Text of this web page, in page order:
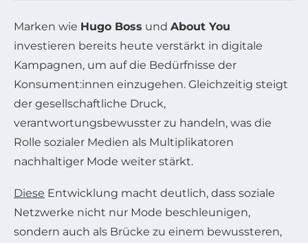
Marken wie Hugo Boss und About You
investieren bereits heute verstärkt in digitale
Kampagnen, um auf die Bedürfnisse der
Konsument:innen einzugehen. Gleichzeitig steigt
der gesellschaftliche Druck,
verantwortungsbewusster zu handeln, was die
Rolle sozialer Medien als Multiplikatoren
nachhaltiger Mode weiter stärkt.
Diese Entwicklung macht deutlich, dass soziale
Netzwerke nicht nur Mode beschleunigen,
sondern auch als Brücke zu einem bewussteren,